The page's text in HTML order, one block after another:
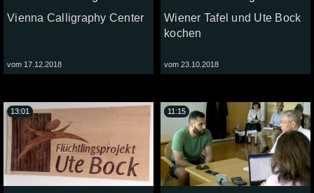
Vienna Calligraphy Center
vom 17.12.2018
Wiener Tafel und Ute Bock
kochen
vom 23.10.2018
13:01 11:15